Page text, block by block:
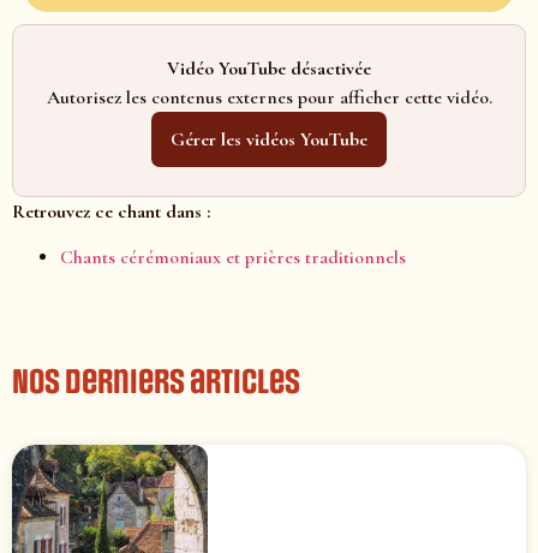
Vidéo YouTube désactivée
Autorisez les contenus externes pour afficher cette vidéo.
Gérer les vidéos YouTube
Retrouvez ce chant dans :
Chants cérémoniaux et prières traditionnels
Nos derniers articles